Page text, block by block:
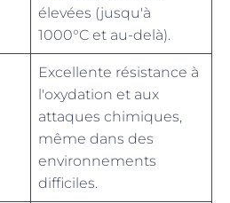
élevées (jusqu'à
1000°C et au-delà).
Excellente résistance à
l'oxydation et aux
attaques chimiques,
même dans des
environnements
difficiles.